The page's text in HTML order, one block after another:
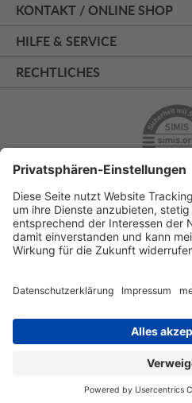
KONTAKT / ONLINE SHOP
HILFE & SERVICE
RECHTLICHES
ÜBER 125 JAHRE
KOSTENLOSER
© 2025 Modehaus
Jetzt